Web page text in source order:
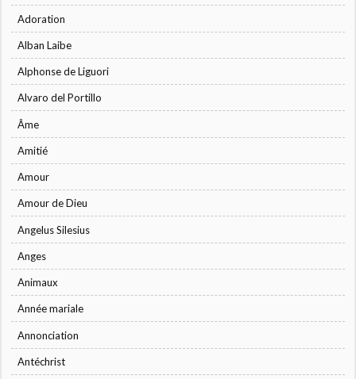
Adoration
Alban Laibe
Alphonse de Liguori
Alvaro del Portillo
Âme
Amitié
Amour
Amour de Dieu
Angelus Silesius
Anges
Animaux
Année mariale
Annonciation
Antéchrist